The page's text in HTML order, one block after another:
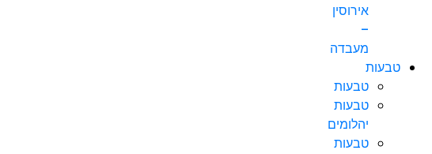
אירוסין
–
מעבדה
טבעות
טבעות
טבעות
יהלומים
טבעות